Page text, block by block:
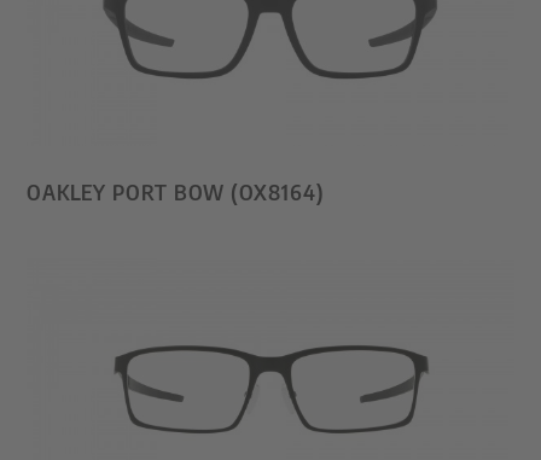
OAKLEY PORT BOW (OX8164)